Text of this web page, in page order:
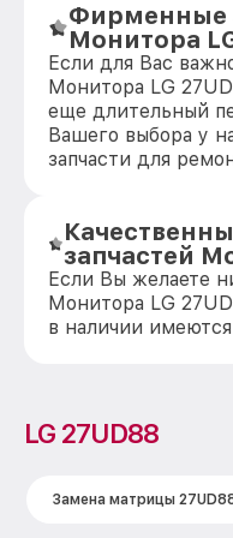
Фирменные
Монитора
Если для Вас
Монитора LG
еще длительный
Вашего выбора у
запчасти для
запчастей
Если Вы желаете
Монитора LG
в наличии
LG 27UD88
Замена матрицы